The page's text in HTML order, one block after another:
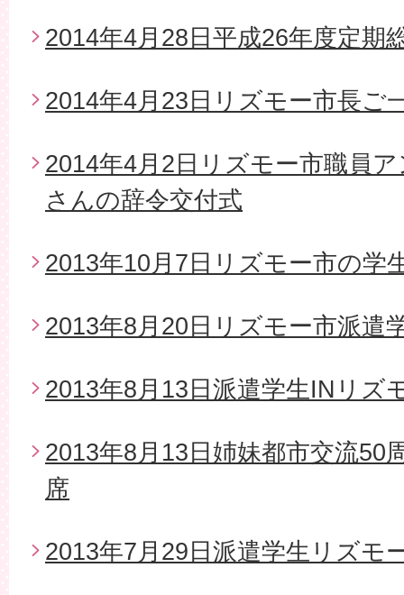
2014年4月28日平成26年度定期
2014年4月23日リズモー市長ご
2014年4月2日リズモー市職員
さんの辞令交付式
2013年10月7日リズモー市の学
2013年8月20日リズモー市派遣
2013年8月13日派遣学生INリズ
2013年8月13日姉妹都市交流50
席
2013年7月29日派遣学生リズモ